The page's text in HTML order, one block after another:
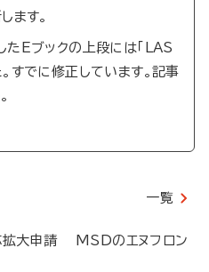
ます。
Eブックの上段には「LAS
すでに修正しています。記事
一覧
拡大申請 MSDのエヌフロン